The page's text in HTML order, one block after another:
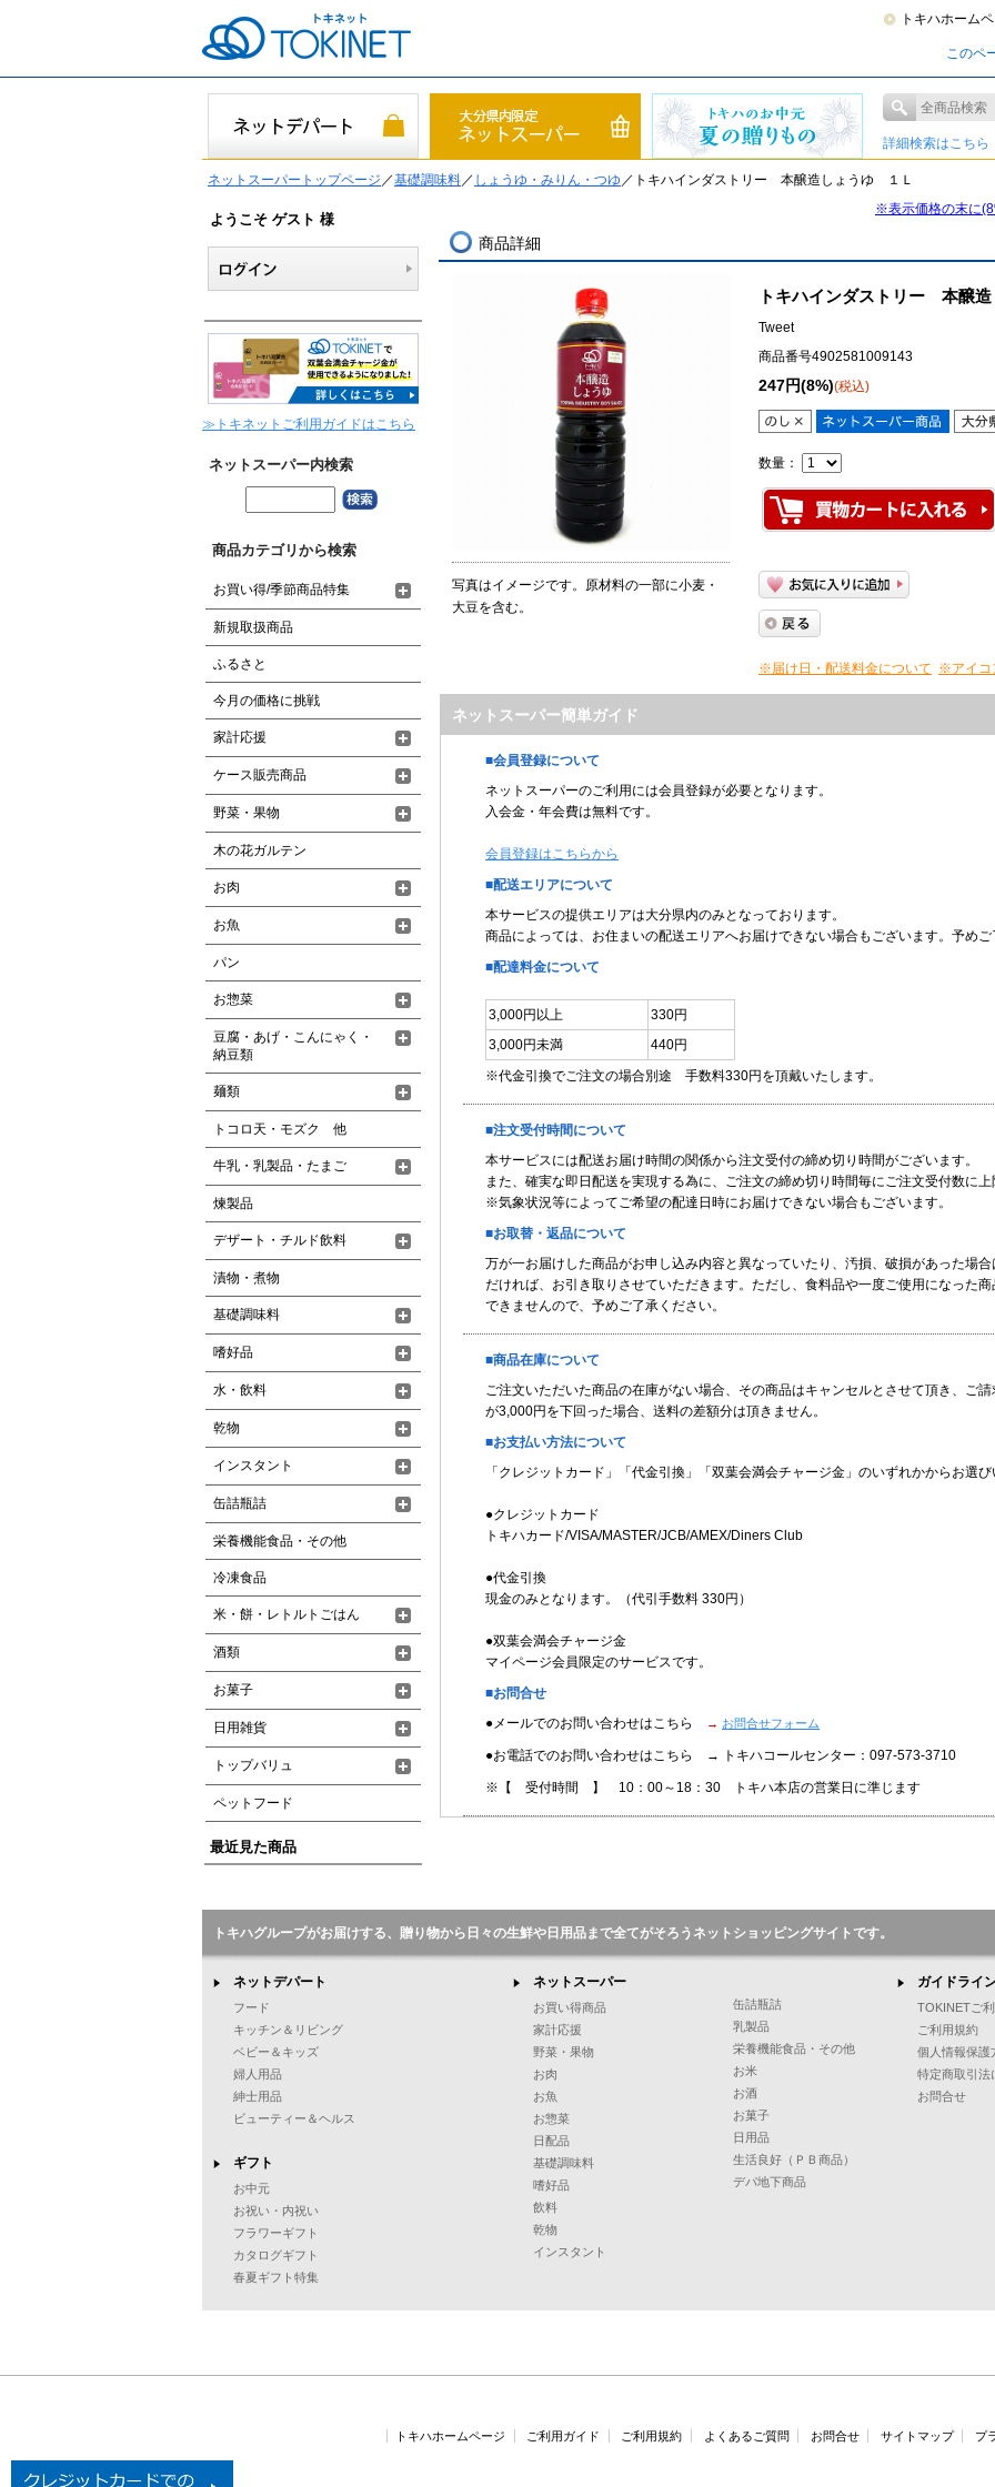
トキハホーム
このペ
詳細検索はこちら
ネットスーパートップページ ／基礎調味料／ しょうゆ・みりん・つゆ ／トキハインダストリー 本醸造しょうゆ １Ｌ
※表示価格の末に
商品詳細
写真はイメージです。原材料の一部に小麦・
大豆を含む。
トキハインダストリー 本醸
Tweet
商品番号4902581009143
247円(8%)(税込)
数量：
※届け日・配送料金について ※アイコ
ネットスーパー簡単ガイド
■会員登録について
ネットスーパーのご利用には会員登録が必要となります。
入会金・年会費は無料です。
会員登録はこちらから
■配送エリアについて
本サービスの提供エリアは大分県内のみとなっております。
商品によっては、お住まいの配送エリアへお届けできない場合もございます。予めご
■配達料金について
3,000円以上
330円
3,000円未満
440円
※代金引換でご注文の場合別途 手数料330円を頂戴いたします。
■注文受付時間について
本サービスには配送お届け時間の関係から注文受付の締め切り時間がございます。
また、確実な即日配送を実現する為に、ご注文の締め切り時間毎にご注文受付数に
※気象状況等によってご希望の配達日時にお届けできない場合もございます。
■お取替・返品について
万が一お届けした商品がお申し込み内容と異なっていたり、汚損、破損があった場
だければ、お引き取りさせていただきます。ただし、食料品や一度ご使用になった
できませんので、予めご了承ください。
■商品在庫について
ご注文いただいた商品の在庫がない場合、その商品はキャンセルとさせて頂き、ご
が3,000円を下回った場合、送料の差額分は頂きません。
■お支払い方法について
「クレジットカード」「代金引換」「双葉会満会チャージ金」のいずれかからお選び
●クレジットカード
トキハカード/VISA/MASTER/JCB/AMEX/Diners Club
●代金引換
現金のみとなります。（代引手数料 330円）
●双葉会満会チャージ金
マイページ会員限定のサービスです。
■お問合せ
●メールでのお問い合わせはこちら
→ お問合せフォーム
●お電話でのお問い合わせはこちら → トキハコールセンター：097-573-3710
※【 受付時間 】 10：00～18：30 トキハ本店の営業日に準じます
ようこそ ゲスト 様
≫トキネットご利用ガイドはこちら
ネットスーパー内検索
商品カテゴリから検索
お買い得/季節商品特集
新規取扱商品
ふるさと
今月の価格に挑戦
家計応援
ケース販売商品
野菜・果物
木の花ガルテン
お肉
お魚
パン
お惣菜
豆腐・あげ・こんにゃく・
納豆類
麺類
トコロ天・モズク 他
牛乳・乳製品・たまご
煉製品
デザート・チルド飲料
漬物・煮物
基礎調味料
嗜好品
水・飲料
乾物
インスタント
缶詰瓶詰
栄養機能食品・その他
冷凍食品
米・餅・レトルトごはん
酒類
お菓子
日用雑貨
トップバリュ
ペットフード
最近見た商品
トキハグループがお届けする、贈り物から日々の生鮮や日用品まで全てがそろうネットショッピングサイトです。
ネットデパート
フード
キッチン＆リビング
ベビー＆キッズ
婦人用品
紳士用品
ビューティー＆ヘルス
ギフト
お中元
お祝い・内祝い
フラワーギフト
カタログギフト
春夏ギフト特集
ネットスーパー
お買い得商品
家計応援
野菜・果物
お肉
お魚
お惣菜
日配品
基礎調味料
嗜好品
飲料
乾物
インスタント
缶詰瓶詰
乳製品
栄養機能食品・その他
お米
お酒
お菓子
日用品
生活良好（ＰＢ商品）
デパ地下商品
ガイドライ
TOKINETご
ご利用規約
個人情報保護
特定商取引法
お問合せ
トキハホームページ ご利用ガイド ご利用規約 よくあるご質問 お問合せ サイトマップ プ